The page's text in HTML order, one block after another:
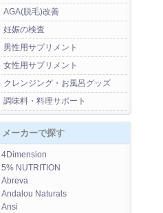
AGA(脱毛)改善
妊娠の検査
男性用サプリメント
女性用サプリメント
クレンジング・お風呂グッズ
調味料・料理サポート
メーカーで探す
4Dimension
5% NUTRITION
Abreva
Andalou Naturals
Ansi